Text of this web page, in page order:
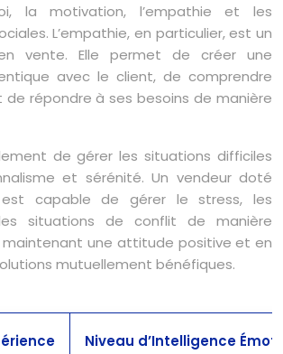
la motivation, l’empathie et les
L’empathie, en particulier, est un
vente. Elle permet de créer une
avec le client, de comprendre
répondre à ses besoins de manière
de gérer les situations difficiles
et sérénité. Un vendeur doté
est capable de gérer le stress, les
situations de conflit de manière
maintenant une attitude positive et en
mutuellement bénéfiques.
Niveau d’Intelligence